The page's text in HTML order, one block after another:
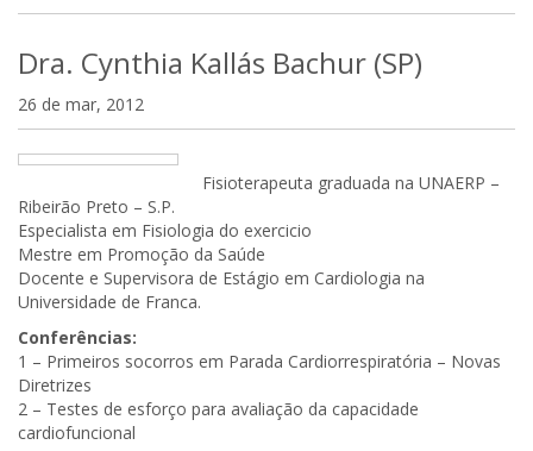
Dra. Cynthia Kallás Bachur (SP)
26 de mar, 2012
Fisioterapeuta graduada na UNAERP –
Ribeirão Preto – S.P.
Especialista em Fisiologia do exercicio
Mestre em Promoção da Saúde
Docente e Supervisora de Estágio em Cardiologia na
Universidade de Franca.
Conferências:
1 – Primeiros socorros em Parada Cardiorrespiratória – Novas
Diretrizes
2 – Testes de esforço para avaliação da capacidade
cardiofuncional